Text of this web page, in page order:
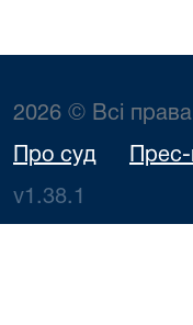
2026 © Всі права
Про суд
v1.38.1